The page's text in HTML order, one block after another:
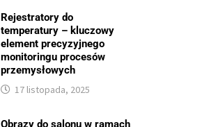
Rejestratory do
temperatury – kluczowy
element precyzyjnego
monitoringu procesów
przemysłowych
17 listopada, 2025
Obrazy do salonu w ramach